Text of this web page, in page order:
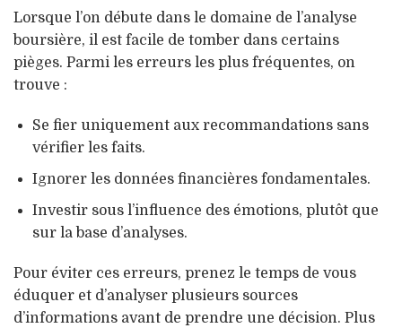
Lorsque l’on débute dans le domaine de l’analyse
boursière, il est facile de tomber dans certains
pièges. Parmi les erreurs les plus fréquentes, on
trouve :
Se fier uniquement aux recommandations sans
vérifier les faits.
Ignorer les données financières fondamentales.
Investir sous l’influence des émotions, plutôt que
sur la base d’analyses.
Pour éviter ces erreurs, prenez le temps de vous
éduquer et d’analyser plusieurs sources
d’informations avant de prendre une décision. Plus